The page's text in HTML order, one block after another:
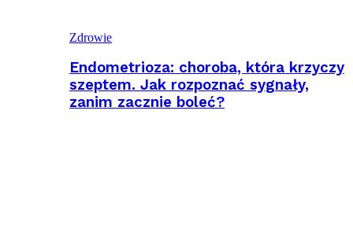
Zdrowie
Endometrioza: choroba, która krzyczy
szeptem. Jak rozpoznać sygnały,
zanim zacznie boleć?